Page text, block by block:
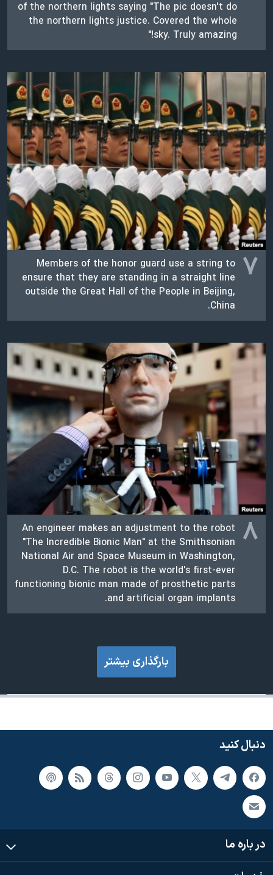
of the northern lights saying "The pic doesn't do
the northern lights justice. Covered the whole
sky. Truly amazing!"
۷ Members of the honor guard use a string to
ensure that they are standing in a straight line
outside the Great Hall of the People in Beijing,
China.
۸ An engineer makes an adjustment to the robot
"The Incredible Bionic Man" at the Smithsonian
National Air and Space Museum in Washington,
D.C. The robot is the world's first-ever
functioning bionic man made of prosthetic parts
and artificial organ implants.
بارگذاری بیشتر
دنبال کنید
در باره ما